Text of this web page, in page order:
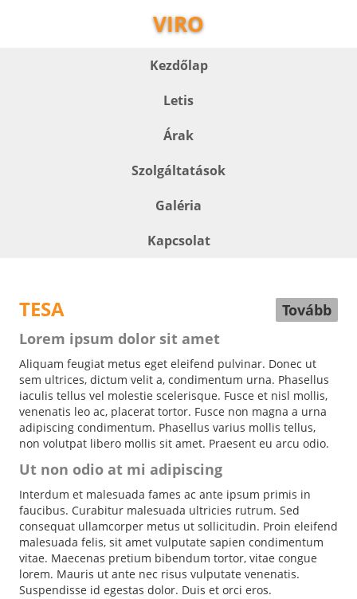
VIRO
Kezdőlap
Letis
Árak
Szolgáltatások
Galéria
Kapcsolat
TESA
Tovább
Lorem ipsum dolor sit amet
Aliquam feugiat metus eget eleifend pulvinar. Donec ut
sem ultrices, dictum velit a, condimentum urna. Phasellus
iaculis tellus vel molestie scelerisque. Fusce et nisl mollis,
venenatis leo ac, placerat tortor. Fusce non magna a urna
adipiscing condimentum. Phasellus varius mollis tellus,
non volutpat libero mollis sit amet. Praesent eu arcu odio.
Ut non odio at mi adipiscing
Interdum et malesuada fames ac ante ipsum primis in
faucibus. Curabitur malesuada ultricies rutrum. Sed
consequat ullamcorper metus ut sollicitudin. Proin eleifend
malesuada felis, sit amet vulputate sapien condimentum
vitae. Maecenas pretium bibendum tortor, vitae congue
lorem. Mauris ut ante nec risus vulputate venenatis.
Suspendisse id egestas dolor. Duis et orci eros.